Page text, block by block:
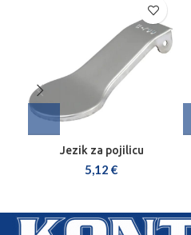
Jezik za pojilicu
5,12 €